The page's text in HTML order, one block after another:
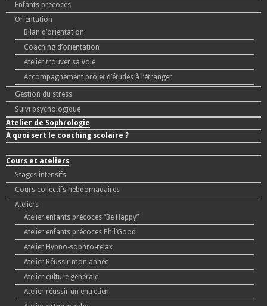
Enfants précoces
Orientation
Bilan d’orientation
Coaching d’orientation
Atelier trouver sa voie
Accompagnement projet d’études à l’étranger
Gestion du stress
Suivi psychologique
Atelier de Sophrologie
A quoi sert le coaching scolaire ?
Cours et ateliers
Stages intensifs
Cours collectifs hebdomadaires
Ateliers
Atelier enfants précoces “Be Happy”
Atelier enfants précoces Phil’Good
Atelier Hypno-sophro-relax
Atelier Réussir mon année
Atelier culture générale
Atelier réussir un entretien